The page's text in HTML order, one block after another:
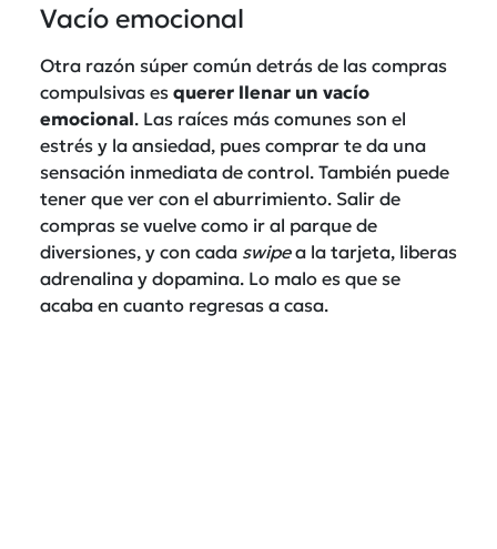
Vacío emocional
Otra razón súper común detrás de las compras
compulsivas es querer llenar un vacío
emocional. Las raíces más comunes son el
estrés y la ansiedad, pues comprar te da una
sensación inmediata de control. También puede
tener que ver con el aburrimiento. Salir de
compras se vuelve como ir al parque de
diversiones, y con cada swipea la tarjeta, liberas
adrenalina y dopamina. Lo malo es que se
acaba en cuanto regresas a casa.